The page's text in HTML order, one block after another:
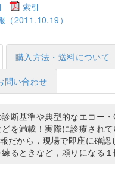
索引
（2011.10.19）
購入方法・送料について
問い合わせ
断基準や典型的なエコー
を満載！実際に診療され
だから，現場で即座に確認
るときなど，頼りになる１